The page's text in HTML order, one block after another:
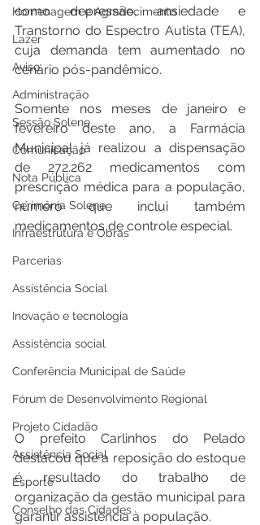
Homenagem e Agradecimento
Lazer
Aviso
Administração
Sessão Solene
Comunicação
Nota Pública
Cerimônia Solene
Infraestrutura e Obras
Parcerias
Assistência Social
Inovação e tecnologia
Assistência social
Conferência Municipal de Saúde
Fórum de Desenvolvimento Regional
Projeto Cidadão
Assistência Social
Esporte
Conselho das Cidades
como depressão, ansiedade e
Transtorno do Espectro Autista (TEA),
cuja demanda tem aumentado no
cenário pós-pandêmico.
Somente nos meses de janeiro e
fevereiro deste ano, a Farmácia
Municipal já realizou a dispensação
de 272.262 medicamentos com
prescrição médica para a população,
número que inclui também
medicamentos de controle especial.
O prefeito Carlinhos do Pelado
destacou que a reposição do estoque
é resultado do trabalho de
organização da gestão municipal para
garantir assistência à população.